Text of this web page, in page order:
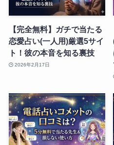
【完全無料】ガチで当たる
恋愛占い(一人用)厳選5サイ
ト！彼の本音を知る裏技
2026年2月17日